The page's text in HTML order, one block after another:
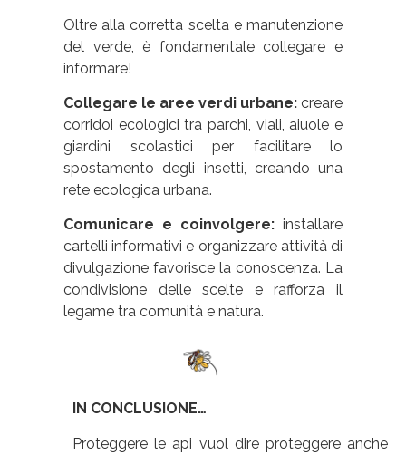
Oltre alla corretta scelta e manutenzione
del verde, è fondamentale collegare e
informare!
Collegare le aree verdi urbane: creare
corridoi ecologici tra parchi, viali, aiuole e
giardini scolastici per facilitare lo
spostamento degli insetti, creando una
rete ecologica urbana.
Comunicare e coinvolgere: installare
cartelli informativi e organizzare attività di
divulgazione favorisce la conoscenza. La
condivisione delle scelte e rafforza il
legame tra comunità e natura.
IN CONCLUSIONE…
Proteggere le api vuol dire proteggere anche